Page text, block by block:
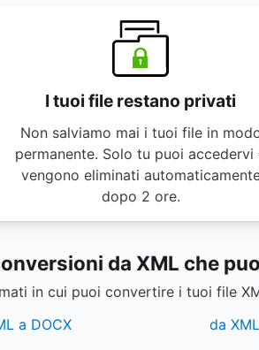
I tuoi file restano privati
Non salviamo mai i tuoi file in
permanente. Solo tu puoi accedervi
vengono eliminati
dopo 2 ore.
da XML che
in cui puoi convertire i tuoi file
a DOCX da